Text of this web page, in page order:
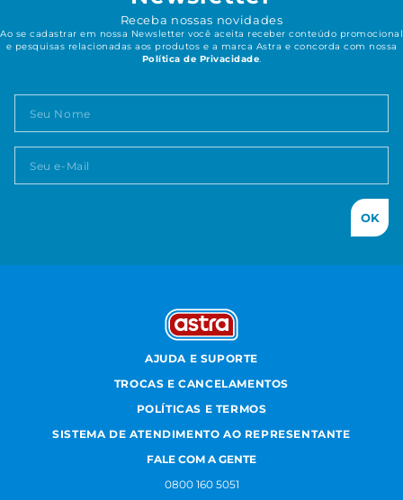
Receba nossas novidades
Ao se cadastrar em nossa Newsletter você aceita receber conteúdo promocional
e pesquisas relacionadas aos produtos e a marca Astra e concorda com nossa
Política de Privacidade.
OK
AJUDA E SUPORTE
TROCAS E CANCELAMENTOS
POLÍTICAS E TERMOS
SISTEMA DE ATENDIMENTO AO REPRESENTANTE
FALE COM A GENTE
0800 160 5051